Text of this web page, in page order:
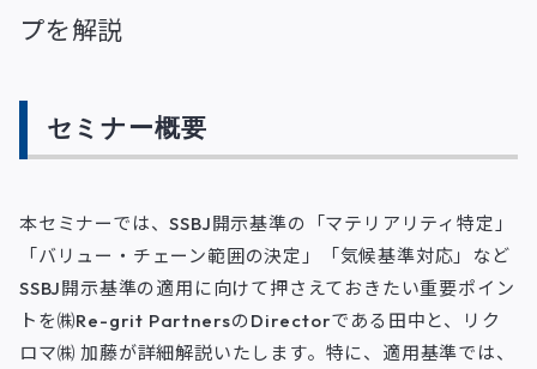
プを解説
セミナー概要
本セミナーでは、SSBJ開示基準の「マテリアリティ特定」
「バリュー・チェーン範囲の決定」「気候基準対応」など
SSBJ開示基準の適用に向けて押さえておきたい重要ポイン
トを㈱Re-grit PartnersのDirectorである田中と、リク
ロマ㈱ 加藤が詳細解説いたします。特に、適用基準では、